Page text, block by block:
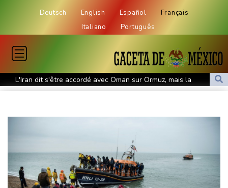
Deutsch English Español
Français
Italiano
Português
L'Iran dit s'être accordé avec Oman sur Ormuz, mais la
réouverture dépendra de Washington
forfait
L'auteur présumé de l'attentat contre un cortège syndical à
Munich face à son verdict